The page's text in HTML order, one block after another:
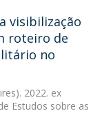
visibilização
roteiro de
no
2022. ex
Estudos sobre as